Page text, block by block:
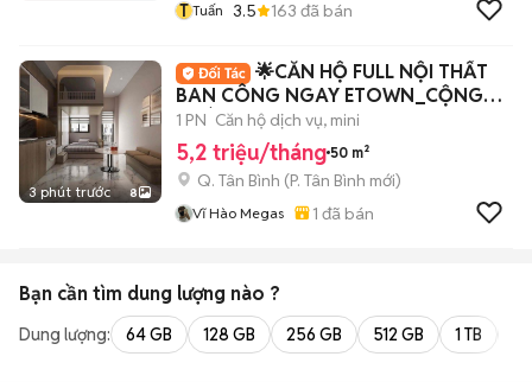
T Tuấn 3.5 163 đã bán
3 phút trước 8
🌟CĂN HỘ FULL NỘI THẤT
BAN CÔNG NGAY ETOWN_CỘNG
HOÀ
1 PN Căn hộ dịch vụ, mini
5,2 triệu/tháng 50 m²
Q. Tân Bình (P. Tân Bình mới)
Vĩ Hào Megas 1 đã bán
Bạn cần tìm dung lượng nào ?
Dung lượng: 64 GB 128 GB 256 GB 512 GB 1 TB